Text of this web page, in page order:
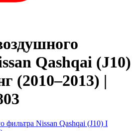
Qashqai (J10)
(2010–2013) |